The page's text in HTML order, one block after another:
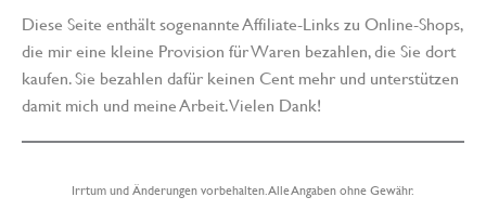
Diese Seite enthält sogenannte Affiliate-Links zu Online-Shops,
die mir eine kleine Provision für Waren bezahlen, die Sie dort
kaufen. Sie bezahlen dafür keinen Cent mehr und unterstützen
damit mich und meine Arbeit. Vielen Dank!
Irrtum und Änderungen vorbehalten. Alle Angaben ohne Gewähr.